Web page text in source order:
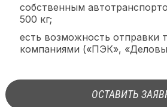
собственным
500 кг;
есть возможность отправки
компаниями («ПЭК»,
ОСТАВИТЬ